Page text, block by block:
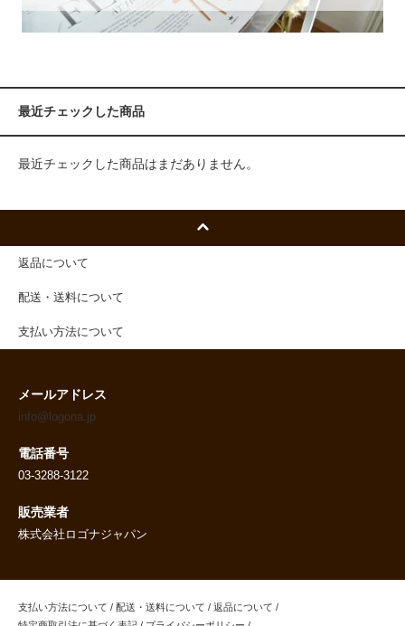
最近チェックした商品
最近チェックした商品はまだありません。
返品について
配送・送料について
支払い方法について
メールアドレス
info@logona.jp
電話番号
03-3288-3122
販売業者
株式会社ロゴナジャパン
支払い方法について / 配送・送料について / 返品について /